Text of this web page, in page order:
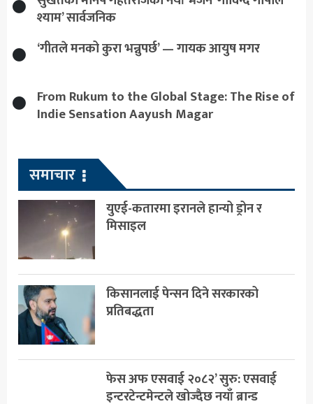
श्याम’ सार्वजनिक
‘गीतले मनको कुरा भन्नुपर्छ’ — गायक आयुष मगर
From Rukum to the Global Stage: The Rise of
Indie Sensation Aayush Magar
समाचार
युएई-कतारमा इरानले हान्यो ड्रोन र
मिसाइल
किसानलाई पेन्सन दिने सरकारको
प्रतिबद्धता
फेस अफ एसवाई २०८२’ सुरु: एसवाई
इन्टरटेन्टमेन्टले खोज्दैछ नयाँ ब्रान्ड